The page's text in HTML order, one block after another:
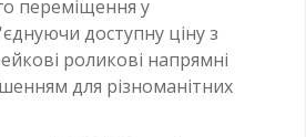
переміщення у
доступну ціну з
роликові напрямні
для різноманітних